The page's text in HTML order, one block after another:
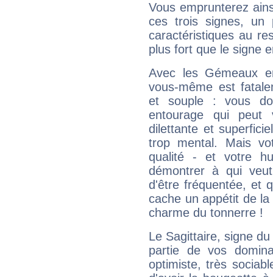
Vous emprunterez
ces trois signes, un
caractéristiques au
plus fort que le signe
Avec les Gémeaux
vous-même est
et souple : vous
entourage qui
dilettante et
trop mental. Mais
qualité - et votre
démontrer à qui
d'être fréquentée, et
cache un appétit de
charme du tonnerre !
Le Sagittaire, signe
partie de vos
optimiste, très